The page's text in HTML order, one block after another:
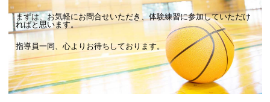
まずは、お気軽にお問合せいただき、体験練習に参加していただけ
ればと思います。
指導員一同、心よりお待ちしております。